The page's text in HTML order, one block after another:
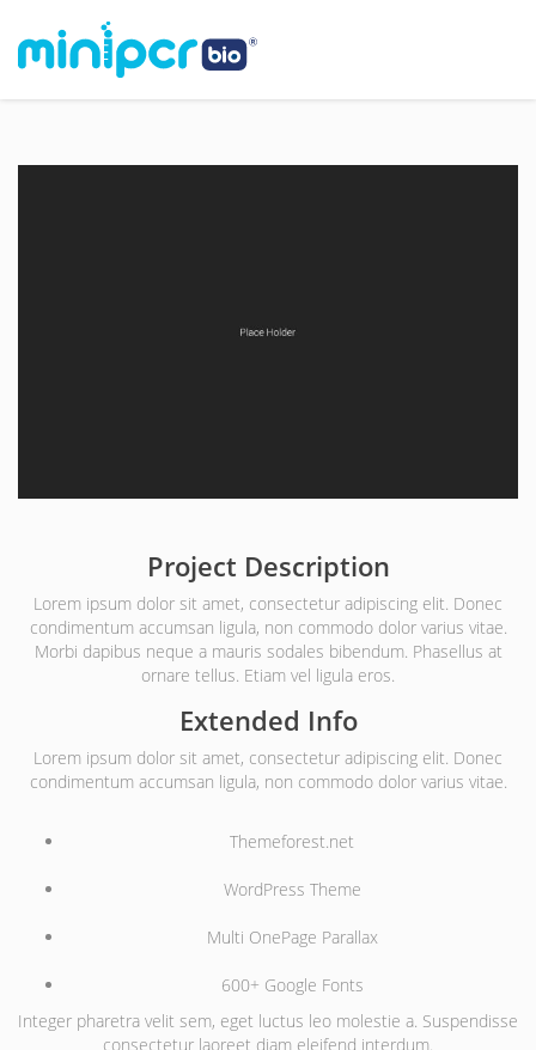
Project Description
Lorem ipsum dolor sit amet, consectetur adipiscing elit. Donec
condimentum accumsan ligula, non commodo dolor varius vitae.
Morbi dapibus neque a mauris sodales bibendum. Phasellus at
ornare tellus. Etiam vel ligula eros.
Extended Info
Lorem ipsum dolor sit amet, consectetur adipiscing elit. Donec
condimentum accumsan ligula, non commodo dolor varius vitae.
Themeforest.net
WordPress Theme
Multi OnePage Parallax
600+ Google Fonts
Integer pharetra velit sem, eget luctus leo molestie a. Suspendisse
consectetur laoreet diam eleifend interdum.